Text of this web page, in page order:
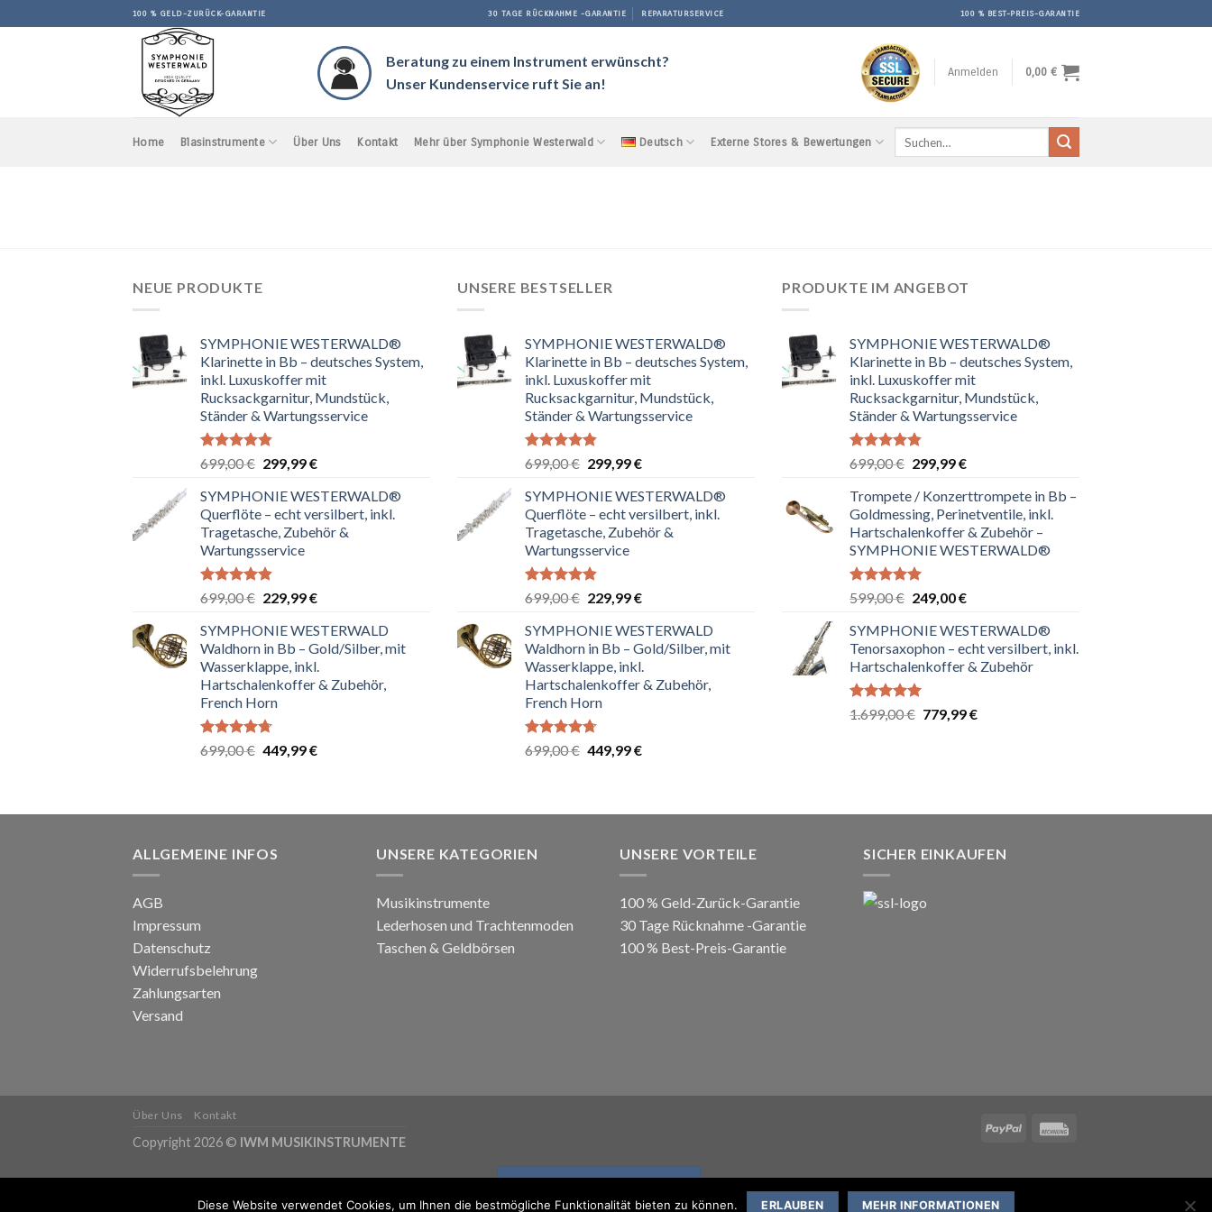
to
100 % GELD-ZURÜCK-GARANTIE 30 TAGE RÜCKNAHME -GARANTIE REPARATURSERVICE 100 % BEST-PREIS-GARANTIE
Beratung zu einem Instrument erwünscht?
Unser Kundenservice ruft Sie an!
Anmelden 0,00 €
Home Blasinstrumente Über Uns Kontakt Mehr über Symphonie Westerwald Deutsch Externe Stores & Bewertungen
NEUE PRODUKTE
SYMPHONIE WESTERWALD®
Klarinette in Bb – deutsches System,
inkl. Luxuskoffer mit
Rucksackgarnitur, Mundstück,
Ständer & Wartungsservice
Bewertet
4.80
von 5
699,00€ Ursprünglicher
war:
699,00 €
299,99€Aktueller
ist:
299,99 €.
SYMPHONIE WESTERWALD®
Querflöte – echt versilbert, inkl.
Tragetasche, Zubehör &
Wartungsservice
Bewertet
4.83
von 5
699,00€ Ursprünglicher
war:
699,00 €
229,99€Aktueller
ist:
229,99 €.
SYMPHONIE WESTERWALD
Waldhorn in Bb – Gold/Silber, mit
Wasserklappe, inkl.
Hartschalenkoffer & Zubehör,
French Horn
Bewertet
4.67
699,00€ Ursprünglicher
449,99€Aktueller
UNSERE BESTSELLER
SYMPHONIE WESTERWALD®
Klarinette in Bb – deutsches System,
inkl. Luxuskoffer mit
Rucksackgarnitur, Mundstück,
Ständer & Wartungsservice
Bewertet
4.80
von 5
699,00€ Ursprünglicher
war:
699,00 €
299,99€Aktueller
ist:
299,99 €.
SYMPHONIE WESTERWALD®
Querflöte – echt versilbert, inkl.
Tragetasche, Zubehör &
Wartungsservice
Bewertet
4.83
von 5
699,00€ Ursprünglicher
war:
699,00 €
229,99€Aktueller
ist:
229,99 €.
SYMPHONIE WESTERWALD
Waldhorn in Bb – Gold/Silber, mit
Wasserklappe, inkl.
Hartschalenkoffer & Zubehör,
French Horn
Bewertet
4.67
699,00€ Ursprünglicher
449,99€Aktueller
PRODUKTE IM ANGEBOT
SYMPHONIE WESTERWALD®
Klarinette in Bb – deutsches System,
inkl. Luxuskoffer mit
Rucksackgarnitur, Mundstück,
Ständer & Wartungsservice
Bewertet
4.80
von 5
699,00€ Ursprünglicher
war:
699,00 €
299,99€Aktueller
ist:
299,99 €.
Trompete / Konzerttrompete in Bb –
Goldmessing, Perinetventile, inkl.
Hartschalenkoffer & Zubehör –
SYMPHONIE WESTERWALD®
Bewertet
5.00
von 5
599,00€ Ursprünglicher
war:
599,00 €
249,00€Aktueller
ist:
249,00 €.
SYMPHONIE WESTERWALD®
Tenorsaxophon – echt versilbert, inkl.
Hartschalenkoffer & Zubehör
Bewertet
5.00
1.699,00€ Ursprünglicher
779,99€Aktueller
ALLGEMEINE INFOS
AGB
Impressum
Datenschutz
Widerrufsbelehrung
Zahlungsarten
Versand
UNSERE KATEGORIEN
Musikinstrumente
Lederhosen und Trachtenmoden
Taschen & Geldbörsen
UNSERE VORTEILE
100 % Geld-Zurück-Garantie
30 Tage Rücknahme -Garantie
100 % Best-Preis-Garantie
SICHER EINKAUFEN
Über Uns Kontakt
Copyright 2026 © IWM MUSIKINSTRUMENTE
VERTRAG WIDERRUFEN
Diese Website verwendet Cookies, um Ihnen die bestmögliche Funktionalität bieten zu können. ERLAUBEN MEHR INFORMATIONEN